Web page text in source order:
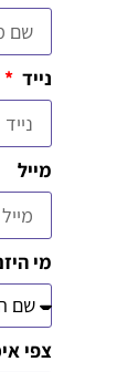
נייד
מייל
מי
צפי